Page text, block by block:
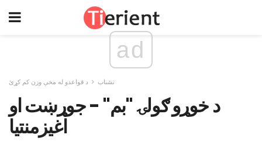
ad
تشناب د قواعدو له مخې وزن کم کړئ
د خوړو ګولۍ "بم" - جوړښت او
اغیزمنتیا